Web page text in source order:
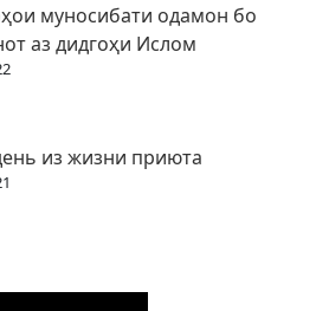
муносибати одамон бо
аз дидгоҳи Ислом
из жизни приюта